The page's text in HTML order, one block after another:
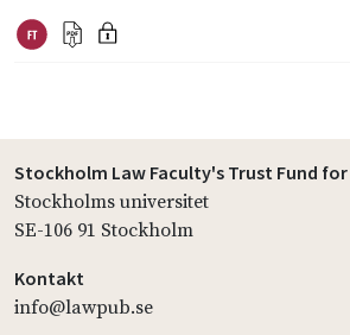
Stockholm Law Faculty's Trust Fund
Stockholms universitet
SE-106 91 Stockholm
Kontakt
info@lawpub.se